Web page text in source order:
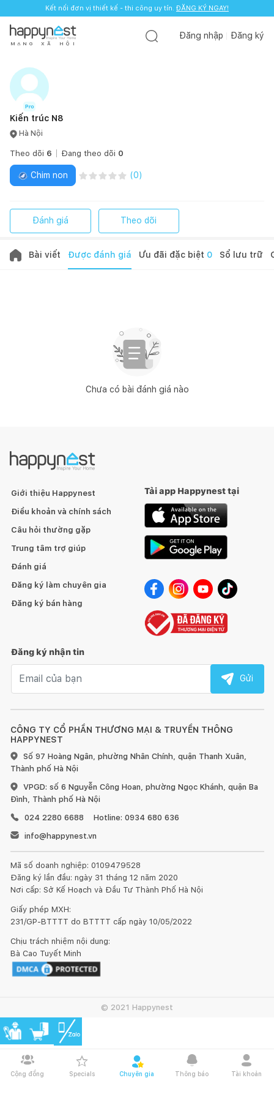
Kết nối đơn vị thiết kế - thi công uy tín. ĐĂNG KÝ NGAY!
M Ạ N G X Ã H Ộ I
Đăng nhập Đăng ký
Cộng đồng Specials Chuyên gia Thông báo Tài khoản
Kiến trúc N8
Hà Nội
Theo dõi 6 Đang theo dõi 0
Chim non (0)
Đánh giá Theo dõi
Bài viết Được đánh giá Ưu đãi đặc biệt 0 Sổ lưu trữ
Chưa có bài đánh giá nào
CÔNG TY CỔ PHẦN THƯƠNG MẠI & TRUYỀN THÔNG
HAPPYNEST
Số 97 Hoàng Ngân, phường Nhân Chính, quận Thanh Xuân,
Thành phố Hà Nội
VPGD: số 6 Nguyễn Công Hoan, phường Ngọc Khánh, quận Ba
Đình, Thành phố Hà Nội
024 2280 6688
Hotline: 0934 680 636
info@happynest.vn
Mã số doanh nghiệp: 0109479528
Đăng ký lần đầu: ngày 31 tháng 12 năm 2020
Nơi cấp: Sở Kế Hoạch và Đầu Tư Thành Phố Hà Nội
Giấy phép MXH:
231/GP-BTTTT do BTTTT cấp ngày 10/05/2022
Chịu trách nhiệm nội dung:
Bà Cao Tuyết Minh
Giới thiệu Happynest
Điều khoản và chính sách
Câu hỏi thường gặp
Trung tâm trợ giúp
Đánh giá
Đăng ký làm chuyên gia
Đăng ký bán hàng
Tải app Happynest tại
Đăng ký nhận tin
Gửi
© 2021 Happynest